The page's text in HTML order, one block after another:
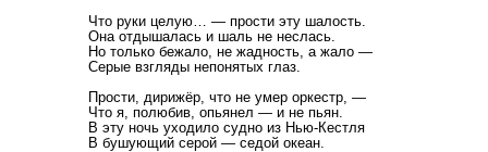
Что руки целую… — прости эту шалость.
Она отдышалась и шаль не неслась.
Но только бежало, не жадность, а жало —
Серые взгляды непонятых глаз.
Прости, дирижёр, что не умер оркестр, —
Что я, полюбив, опьянел — и не пьян.
В эту ночь уходило судно из Нью-Кестля
В бушующий серой — седой океан.